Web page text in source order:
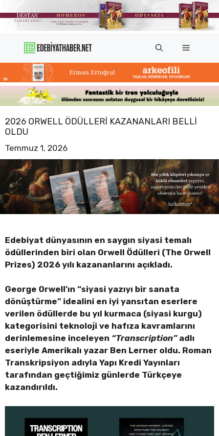
atla
Menü
2026 ORWELL ÖDÜLLERI KAZANANLARI BELLI
OLDU
Temmuz 1, 2026
Edebiyat dünyasının en saygın siyasi temalı
ödüllerinden biri olan Orwell Ödülleri (The Orwell
Prizes) 2026 yılı kazananlarını açıkladı.
George Orwell’ın “siyasi yazıyı bir sanata
dönüştürme” idealini en iyi yansıtan eserlere
verilen ödüllerde bu yıl kurmaca (siyasi kurgu)
kategorisini teknoloji ve hafıza kavramlarını
derinlemesine inceleyen “Transcription”adlı
eseriyle Amerikalı yazar Ben Lerner oldu. Roman
Transkripsiyon adıyla Yapı Kredi Yayınları
tarafından geçtiğimiz günlerde Türkçeye
kazandırıldı.